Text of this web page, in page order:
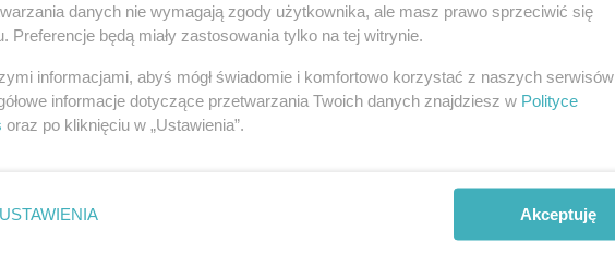
Polak, dodając, że zarówno on i jego rodzina
do ataku terrorystycznego, w którym zginęły
59 musiało być hospitalizowanych. Do
doszło po koncercie amerykańskiej
osób hali widowiskowo-sportowej Manchester
danych nie wymagają zgody użytkownika, ale masz prawo sprzeciwić się
Preferencje będą miały zastosowania tylko na tej witrynie.
informacjami, abyś mógł świadomie i komfortowo korzystać z naszych serwisów
informacje dotyczące przetwarzania Twoich danych znajdziesz w Polityce
oraz po kliknięciu w „Ustawienia”.
USTAWIENIA Akceptuję